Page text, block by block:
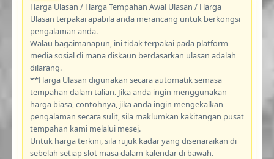
Harga Ulasan / Harga Tempahan Awal Ulasan / Harga
Ulasan terpakai apabila anda merancang untuk berkongsi
pengalaman anda.
Walau bagaimanapun, ini tidak terpakai pada platform
media sosial di mana diskaun berdasarkan ulasan adalah
dilarang.
**Harga Ulasan digunakan secara automatik semasa
tempahan dalam talian. Jika anda ingin menggunakan
harga biasa, contohnya, jika anda ingin mengekalkan
pengalaman secara sulit, sila maklumkan kakitangan pusat
tempahan kami melalui mesej.
Untuk harga terkini, sila rujuk kadar yang disenaraikan di
sebelah setiap slot masa dalam kalendar di bawah.